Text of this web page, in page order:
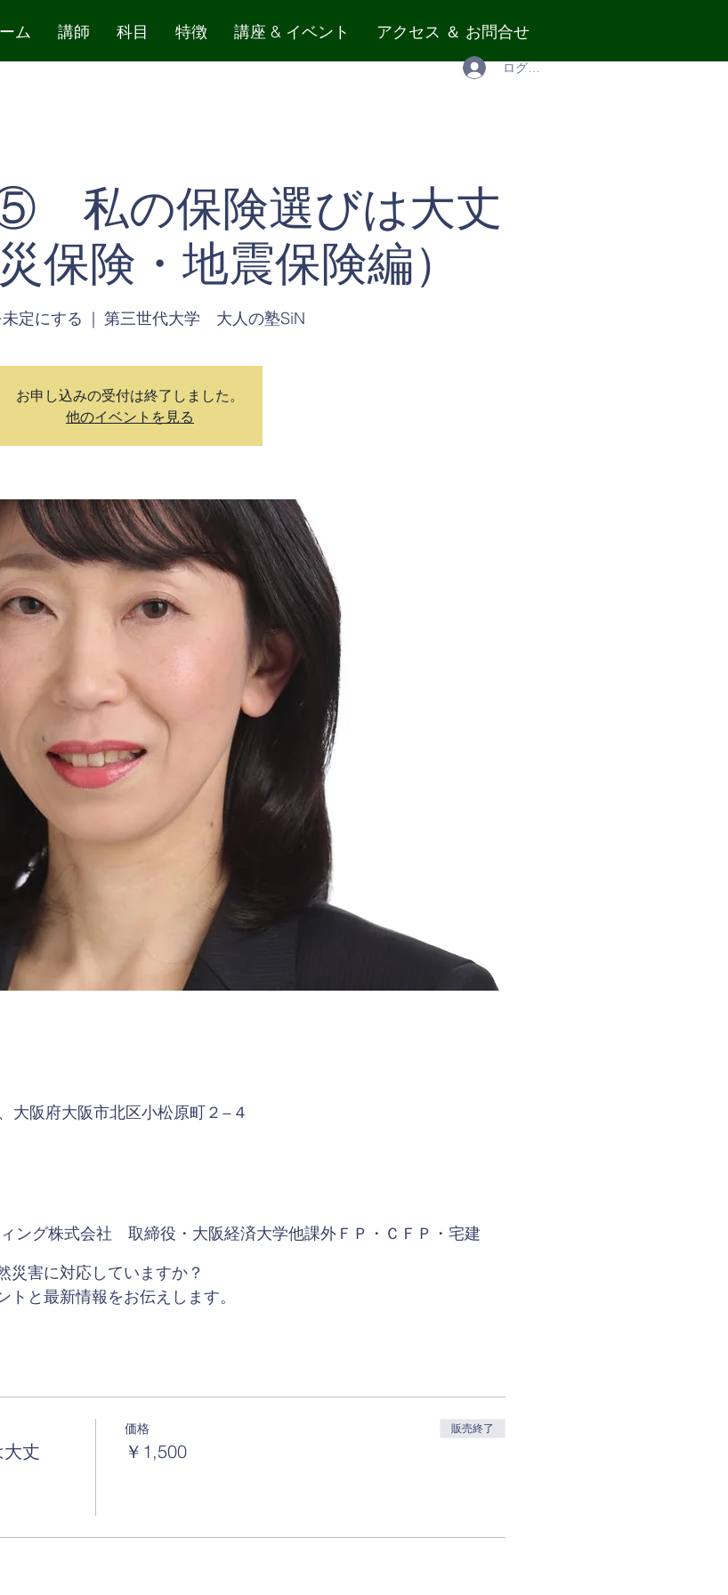
ム 講師 科目 特徴 講座 & イベント アクセス ＆ お問合せ
ログイン
私の保険選びは大丈
保険・地震保険編）
定にする
  |
第三世代大学 大人の塾SiN
お申し込みの受付は終了しました。
他のイベントを見る
阪府大阪市北区小松原町２−４
ング株式会社 取締役・大阪経済大学他課外ＦＰ・ＣＦＰ・宅建
災害に対応していますか？
と最新情報をお伝えします。
丈
価格
￥1,500
販売終了